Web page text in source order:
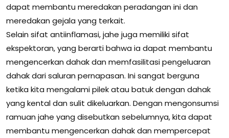
dapat membantu meredakan peradangan ini dan
meredakan gejala yang terkait.
Selain sifat antiinflamasi, jahe juga memiliki sifat
ekspektoran, yang berarti bahwa ia dapat membantu
mengencerkan dahak dan memfasilitasi pengeluaran
dahak dari saluran pernapasan. Ini sangat berguna
ketika kita mengalami pilek atau batuk dengan dahak
yang kental dan sulit dikeluarkan. Dengan mengonsumsi
ramuan jahe yang disebutkan sebelumnya, kita dapat
membantu mengencerkan dahak dan mempercepat